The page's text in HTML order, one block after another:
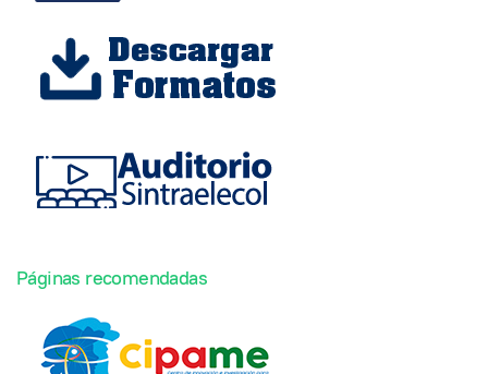
Páginas recomendadas